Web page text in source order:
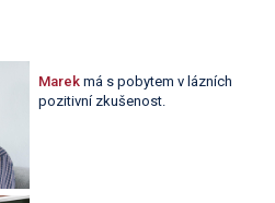
Marek má s pobytem v lázních
pozitivní zkušenost.